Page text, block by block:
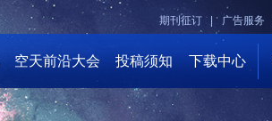
广告服务 |
期刊征订 |
空天前沿大会 投稿须知 下载中心